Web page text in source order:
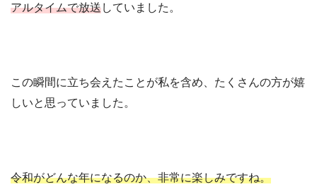
アルタイムで放送していました。
この瞬間に立ち会えたことが私を含め、たくさんの方が嬉
しいと思っていました。
令和がどんな年になるのか、非常に楽しみですね。